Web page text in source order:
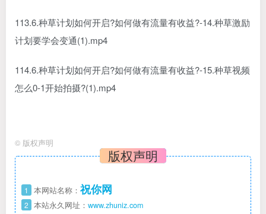
113.6.种草计划如何开启?如何做有流量有收益?-14.种草激励
计划要学会变通(1).mp4
114.6.种草计划如何开启?如何做有流量有收益?-15.种草视频
怎么0-1开始拍摄?(1).mp4
© 版权声明
版权声明
1 本网站名称： 祝你网
2 本站永久网址： www.zhuniz.com